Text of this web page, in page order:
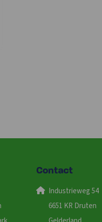
Contact
Industrieweg 54
6651 KR Druten